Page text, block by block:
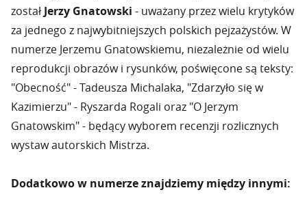
zostałJerzy Gnatowski - uważany przez wielu krytyków
za jednego z najwybitniejszych polskich pejzażystów. W
numerze Jerzemu Gnatowskiemu, niezależnie od wielu
reprodukcji obrazów i rysunków, poświęcone są teksty:
"Obecność" - Tadeusza Michalaka, "Zdarzyło się w
Kazimierzu" - Ryszarda Rogali oraz "O Jerzym
Gnatowskim" - będący wyborem recenzji rozlicznych
wystaw autorskich Mistrza.
Dodatkowo w numerze znajdziemy między innymi: